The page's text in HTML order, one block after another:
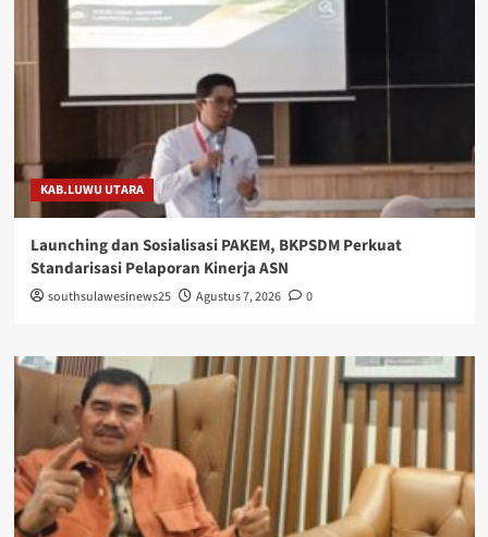
KAB.LUWU UTARA
Launching dan Sosialisasi PAKEM, BKPSDM Perkuat
Standarisasi Pelaporan Kinerja ASN
southsulawesinews25 Agustus 7, 2026 0